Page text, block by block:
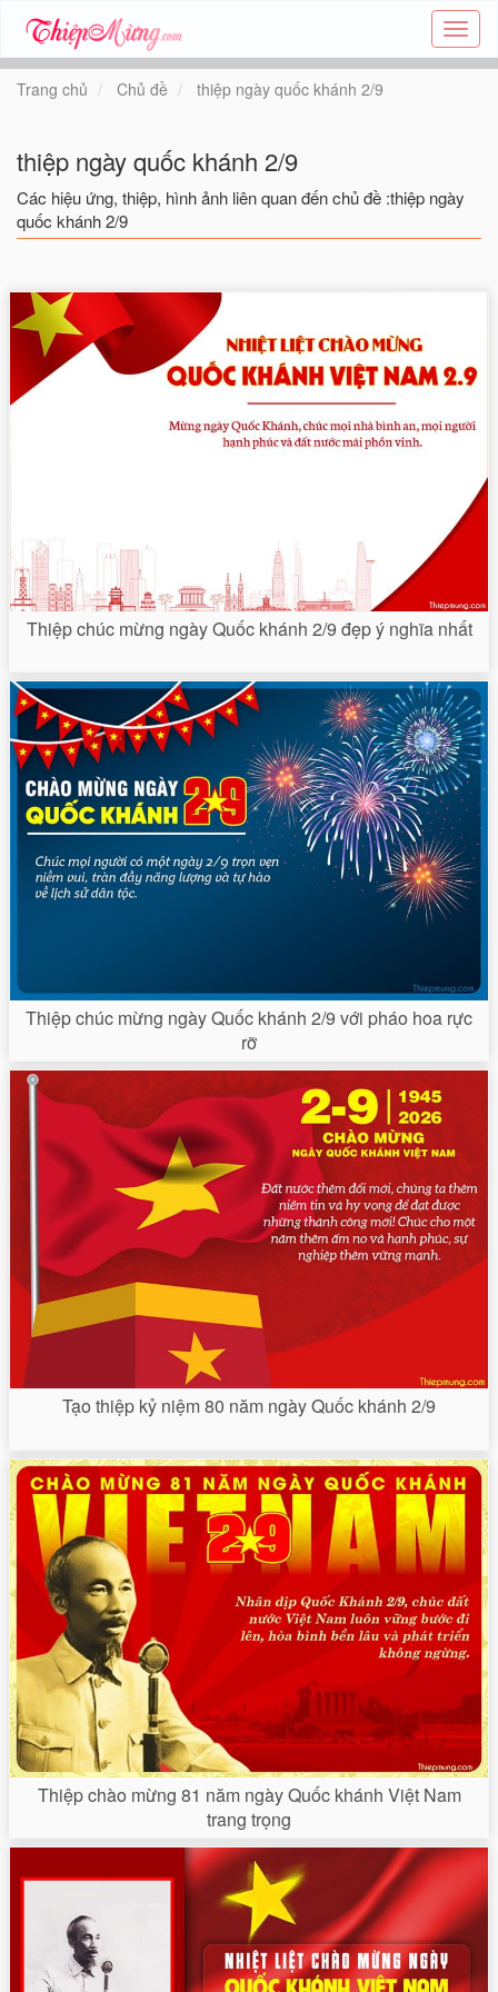
Tạo
thiệp
online
-
Trang chủ Chủ đề thiệp ngày quốc khánh 2/9
thiệp ngày quốc khánh 2/9
Các hiệu ứng, thiệp, hình ảnh liên quan đến chủ đề :thiệp ngày
quốc khánh 2/9
Thiệp chúc mừng ngày Quốc khánh 2/9 đẹp ý nghĩa nhất
Thiệp chúc mừng ngày Quốc khánh 2/9 với pháo hoa rực
rỡ
Tạo thiệp kỷ niệm 80 năm ngày Quốc khánh 2/9
Thiệp chào mừng 81 năm ngày Quốc khánh Việt Nam
trang trọng